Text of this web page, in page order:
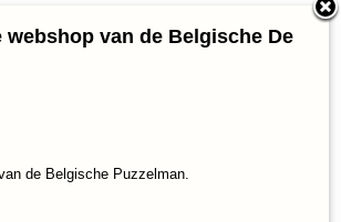
btw 21%)
webshop van de Belgische De
de Belgische Puzzelman.